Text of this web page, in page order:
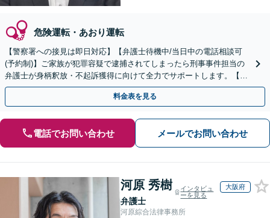
危険運転・あおり運転
【警察署への接見は即日対応】【弁護士待機中/当日中の電話相談可
(予約制)】ご家族が犯罪容疑で逮捕されてしまったら刑事事件担当の
弁護士が身柄釈放・不起訴獲得に向けて全力でサポートします。【毎
月100名以上の相談実績】【関西エリア全域対応】
料金表を見る
電話でお問い合わせ メールでお問い合わせ
河原 秀樹
弁護士
インタビュ
ーを見る
大阪府
河原綜合法律事務所